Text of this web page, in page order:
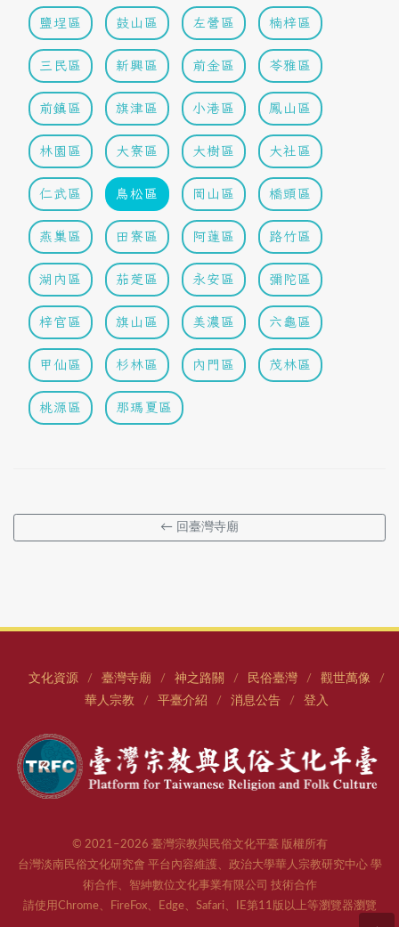
鹽埕區 鼓山區 左營區 楠梓區
三民區 新興區 前金區 苓雅區
前鎮區 旗津區 小港區 鳳山區
林園區 大寮區 大樹區 大社區
仁武區 鳥松區 岡山區 橋頭區
燕巢區 田寮區 阿蓮區 路竹區
湖內區 茄萣區 永安區 彌陀區
梓官區 旗山區 美濃區 六龜區
甲仙區 杉林區 內門區 茂林區
桃源區 那瑪夏區
← 回臺灣寺廟
文化資源 / 臺灣寺廟 / 神之路關 / 民俗臺灣 / 觀世萬像 /
華人宗教 / 平臺介紹 / 消息公告 / 登入
© 2021–2026 臺灣宗教與民俗文化平臺 版權所有
台灣淡南民俗文化研究會 平台內容維護、政治大學華人宗教研究中心 學
術合作、智紳數位文化事業有限公司 技術合作
請使用Chrome、FireFox、Edge、Safari、IE第11版以上等瀏覽器瀏覽